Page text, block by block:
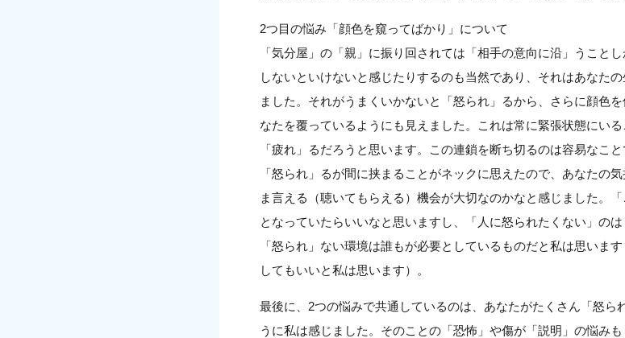
2つ目の悩み「顔色を窺ってばかり」について
「気分屋」の「親」に振り回されては「相手の意向に沿」うこと
しないといけないと感じたりするのも当然であり、それはあなた
ました。それがうまくいかないと「怒られ」るから、さらに顔色
なたを覆っているようにも見えました。これは常に緊張状態にい
「疲れ」るだろうと思います。この連鎖を断ち切るのは容易なこ
「怒られ」るが間に挟まることがネックに思えたので、あなたの
ま言える（聴いてもらえる）機会が大切なのかなと感じました。
となっていたらいいなと思いますし、「人に怒られたくない」のは
「怒られ」ない環境は誰もが必要としているものだと私は思いま
してもいいと私は思います）。
最後に、2つの悩みで共通しているのは、あなたがたくさん「怒ら
うに私は感じました。そのことの「恐怖」や傷が「説明」の悩み